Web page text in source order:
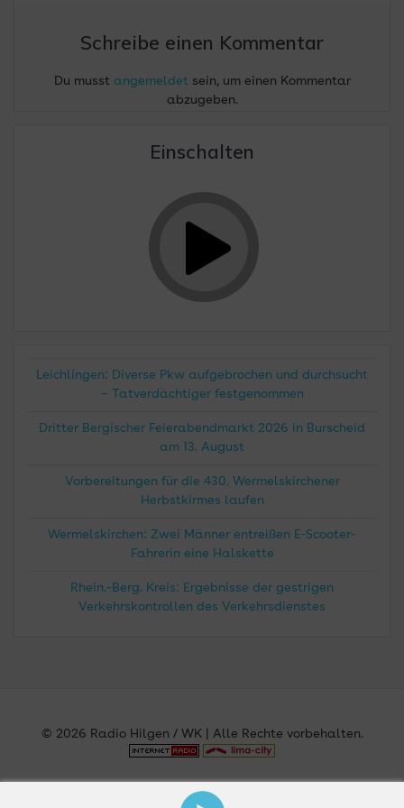
Schreibe einen Kommentar
Du musst angemeldet sein, um einen Kommentar
abzugeben.
Einschalten
Leichlingen: Diverse Pkw aufgebrochen und durchsucht
– Tatverdächtiger festgenommen
Dritter Bergischer Feierabendmarkt 2026 in Burscheid
am 13. August
Vorbereitungen für die 430. Wermelskirchener
Herbstkirmes laufen
Wermelskirchen: Zwei Männer entreißen E-Scooter-
Fahrerin eine Halskette
Rhein.-Berg. Kreis: Ergebnisse der gestrigen
Verkehrskontrollen des Verkehrsdienstes
© 2026 Radio Hilgen / WK | Alle Rechte vorbehalten.